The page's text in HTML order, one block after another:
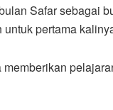
Safar sebagai
pertama